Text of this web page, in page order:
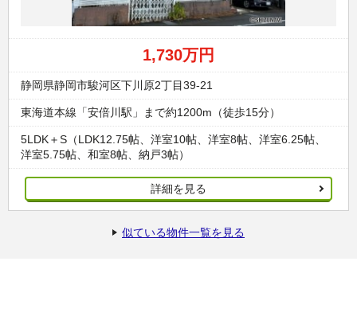
1,730万円
静岡県静岡市駿河区下川原2丁目39-21
東海道本線「安倍川駅」まで約1200m（徒歩15分）
5LDK＋S（LDK12.75帖、洋室10帖、洋室8帖、洋室6.25帖、
洋室5.75帖、和室8帖、納戸3帖）
詳細を見る
似ている物件一覧を見る